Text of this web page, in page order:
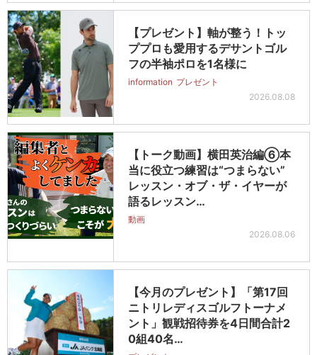
【プレゼント】軸が整う！トッ
ププロも愛用するデサントゴル
フの半袖ポロを1名様に
information プレゼント
2026.08.08
【トーク動画】横田英治編⑥本
当に役立つ練習は“つまらない”
レッスン・オブ・ザ・イヤーが
語るレッスン…
動画
2026.08.06
【今月のプレゼント】「第17回
ニトリレディスゴルフトーナメ
ント」観戦招待券を4日間合計2
0組40名…